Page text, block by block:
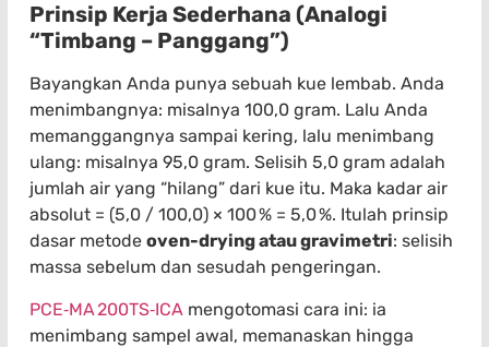
Prinsip Kerja Sederhana (Analogi
“Timbang – Panggang”)
Bayangkan Anda punya sebuah kue lembab. Anda
menimbangnya: misalnya 100,0 gram. Lalu Anda
memanggangnya sampai kering, lalu menimbang
ulang: misalnya 95,0 gram. Selisih 5,0 gram adalah
jumlah air yang “hilang” dari kue itu. Maka kadar air
absolut = (5,0 / 100,0) × 100 % = 5,0 %. Itulah prinsip
dasar metode oven-drying atau gravimetri: selisih
massa sebelum dan sesudah pengeringan.
PCE‑MA 200TS‑ICA mengotomasi cara ini: ia
menimbang sampel awal, memanaskan hingga